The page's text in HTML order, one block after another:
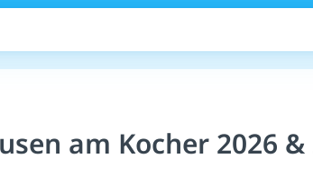
am Kocher 2026 &